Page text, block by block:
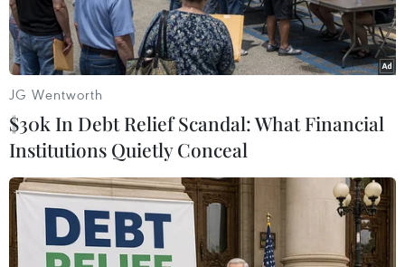
(Ảnh: Getty Images)
JG Wentworth
$30k In Debt Relief Scandal: What Financial
Institutions Quietly Conceal